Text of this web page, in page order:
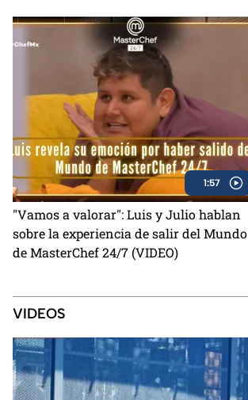
1:57
"Vamos a valorar": Luis y Julio hablan
sobre la experiencia de salir del Mundo
de MasterChef 24/7 (VIDEO)
VIDEOS